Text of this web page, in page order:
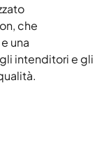
che
una
intenditori e gli